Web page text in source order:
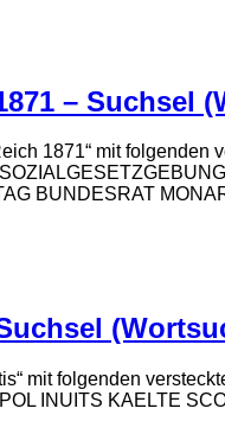
– Suchsel
1871“ mit
BUNDESRAT
mit folgenden
INUITS KAELTE